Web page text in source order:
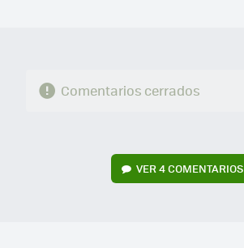
Comentarios cerrados
VER4 COMENTARIOS